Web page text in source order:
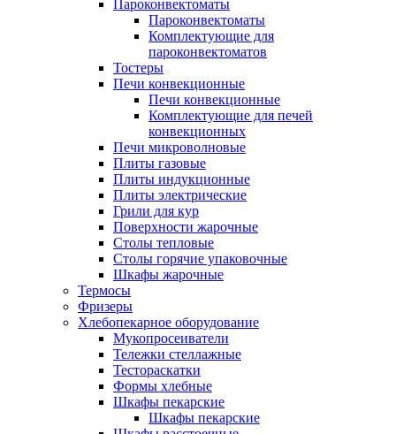
Пароконвектоматы
Пароконвектоматы
Комплектующие для
пароконвектоматов
Тостеры
Печи конвекционные
Печи конвекционные
Комплектующие для печей
конвекционных
Печи микроволновые
Плиты газовые
Плиты индукционные
Плиты электрические
Грили для кур
Поверхности жарочные
Столы тепловые
Столы горячие упаковочные
Шкафы жарочные
Термосы
Фризеры
Хлебопекарное оборудование
Мукопросеиватели
Тележки стеллажные
Тестораскатки
Формы хлебные
Шкафы пекарские
Шкафы пекарские